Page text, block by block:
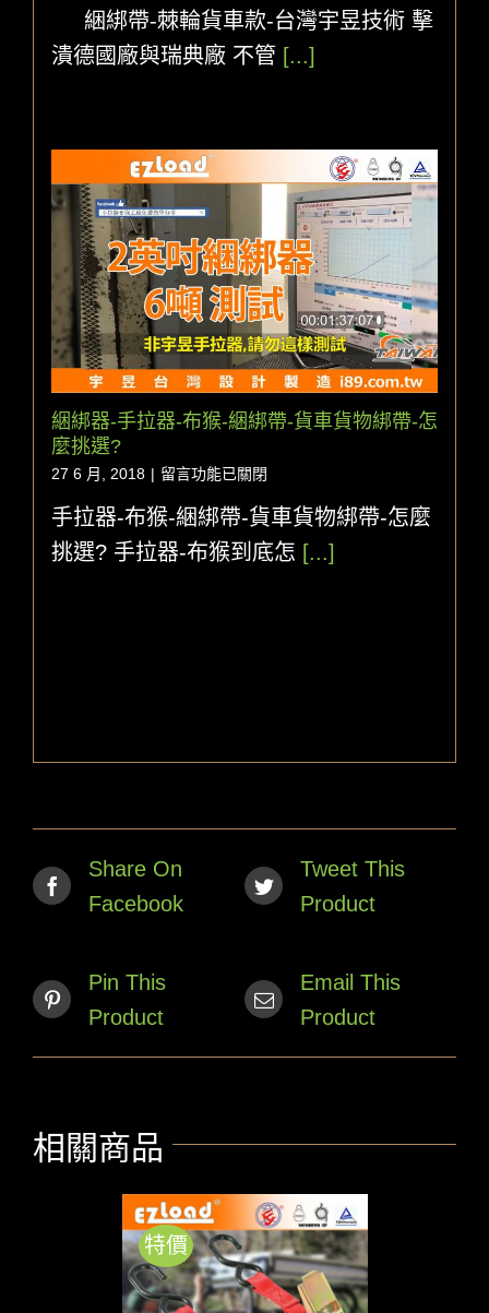
潰
德
國
的
布
猴
軸
心
製
程〉
中
綑綁帶-棘輪貨車款-台灣宇昱技術 擊
潰德國廠與瑞典廠 不管 [...]
綑綁器-手拉器-布猴-綑綁帶-貨車貨物綁帶-怎
麼挑選?
27 6 月, 2018 | 在
綁
器-
手
帶-
麼
中
留言功能已關閉
手拉器-布猴-綑綁帶-貨車貨物綁帶-怎麼
挑選? 手拉器-布猴到底怎 [...]
Share On
Facebook
Tweet This
Product
Pin This
Product
Email This
Product
相關商品
特價